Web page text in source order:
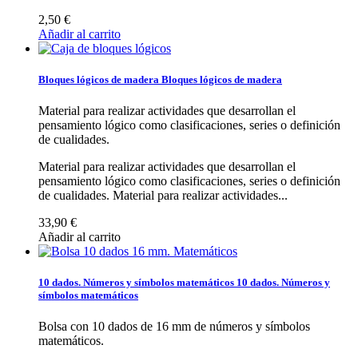
2,50 €
Añadir al carrito
Bloques lógicos de madera Bloques lógicos de madera
Material para realizar actividades que desarrollan el
pensamiento lógico como clasificaciones, series o definición
de cualidades.
Material para realizar actividades que desarrollan el
pensamiento lógico como clasificaciones, series o definición
de cualidades. Material para realizar actividades...
33,90 €
Añadir al carrito
10 dados. Números y símbolos matemáticos 10 dados. Números y
símbolos matemáticos
Bolsa con 10 dados de 16 mm de números y símbolos
matemáticos.